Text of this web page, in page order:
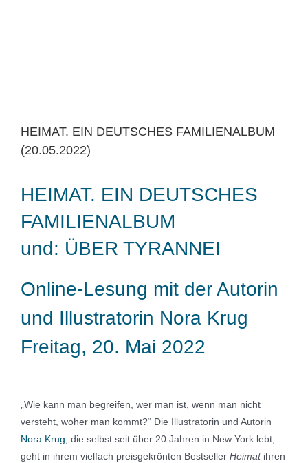
HEIMAT. EIN DEUTSCHES FAMILIENALBUM
(20.05.2022)
HEIMAT. EIN DEUTSCHES
FAMILIENALBUM
und: ÜBER TYRANNEI
Online-Lesung mit der Autorin
und Illustratorin Nora Krug
Freitag, 20. Mai 2022
„Wie kann man begreifen, wer man ist, wenn man nicht
versteht, woher man kommt?“ Die Illustratorin und Autorin
Nora Krug, die selbst seit über 20 Jahren in New York lebt,
geht in ihrem vielfach preisgekrönten Bestseller Heimat ihren